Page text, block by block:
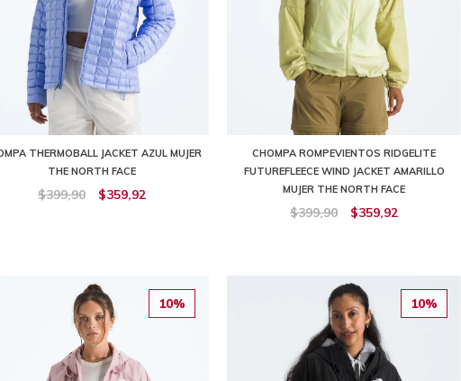
THERMOBALL JACKET AZUL MUJER
THE NORTH FACE
$399,90 $359,92
CHOMPA ROMPEVIENTOS RIDGELITE
FUTUREFLEECE WIND JACKET AMARILLO
MUJER THE NORTH FACE
$399,90 $359,92
10% 10%